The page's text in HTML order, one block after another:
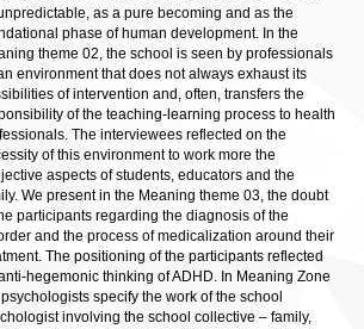
as a pure becoming and as the
phase of human development. In the
theme 02, the school is seen by professionals
environment that does not always exhaust its
of intervention and, often, transfers the
of the teaching-learning process to health
The interviewees reflected on the
of this environment to work more the
aspects of students, educators and the
We present in the Meaning theme 03, the doubt
participants regarding the diagnosis of the
and the process of medicalization around their
The positioning of the participants reflected
hegemonic thinking of ADHD. In Meaning Zone
specify the work of the school
involving the school collective – family,